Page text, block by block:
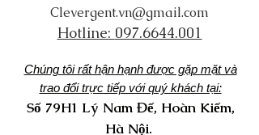
Clevergent.vn@gmail.com
Hotline: 097.6644.001
Chúng tôi rất hận hạnh được gặp mặt và
trao đổi trực tiếp với quý khách tại:
Số 79H1 Lý Nam Đế, Hoàn Kiếm,
Hà Nội.